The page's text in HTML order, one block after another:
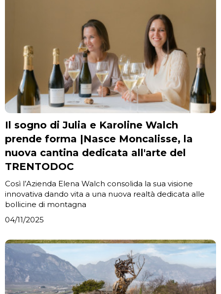
Il sogno di Julia e Karoline Walch
prende forma |Nasce Moncalisse, la
nuova cantina dedicata all'arte del
TRENTODOC
Così l’Azienda Elena Walch consolida la sua visione
innovativa dando vita a una nuova realtà dedicata alle
bollicine di montagna
04/11/2025